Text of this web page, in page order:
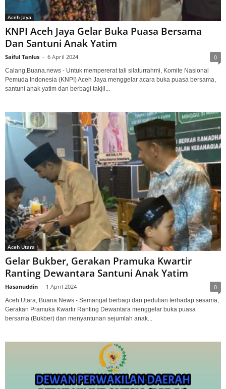
Aceh Jaya
KNPI Aceh Jaya Gelar Buka Puasa Bersama
Dan Santuni Anak Yatim
Saiful Tanlus - 6 April 2024 0
Calang,Buana.news - Untuk mempererat tali silaturrahmi, Komite Nasional
Pemuda Indonesia (KNPI) Aceh Jaya menggelar acara buka puasa bersama,
santuni anak yatim dan berbagi takjil...
Aceh Utara
Gelar Bukber, Gerakan Pramuka Kwartir
Ranting Dewantara Santuni Anak Yatim
Hasanuddin - 1 April 2024 0
Aceh Utara, Buana.News - Semangat berbagi dan pedulian terhadap sesama,
Gerakan Pramuka Kwartir Ranting Dewantara menggelar buka puasa
bersama (Bukber) dan menyantunan sejumlah anak...